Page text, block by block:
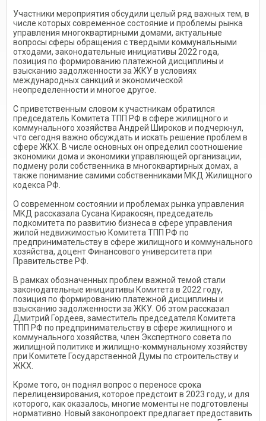
Участники мероприятия обсудили целый ряд важных тем, в
числе которых современное состояние и проблемы рынка
управления многоквартирными домами, актуальные
вопросы сферы обращения с твердыми коммунальными
отходами, законодательные инициативы 2022 года,
позиция по формированию платежной дисциплины и
взысканию задолженности за ЖКУ в условиях
международных санкций и экономической
неопределенности и многое другое.
С приветственным словом к участникам обратился
председатель Комитета ТПП РФ в сфере жилищного и
коммунального хозяйства Андрей Широков и подчеркнул,
что сегодня важно обсуждать и искать решение проблем в
сфере ЖКХ. В числе основных он определил соотношение
экономики дома и экономики управляющей организации,
подмену роли собственника в многоквартирных домах, а
также понимание самими собственниками МКД Жилищного
кодекса РФ.
О современном состоянии и проблемах рынка управления
МКД рассказала Сусана Киракосян, председатель
подкомитета по развитию бизнеса в сфере управления
жилой недвижимостью Комитета ТПП РФ по
предпринимательству в сфере жилищного и коммунального
хозяйства, доцент Финансового университета при
Правительстве РФ.
В рамках обозначенных проблем важной темой стали
законодательные инициативы Комитета в 2022 году,
позиция по формированию платежной дисциплины и
взысканию задолженности за ЖКУ. Об этом рассказал
Дмитрий Гордеев, заместитель председателя Комитета
ТПП РФ по предпринимательству в сфере жилищного и
коммунального хозяйства, член Экспертного совета по
жилищной политике и жилищно-коммунальному хозяйству
при Комитете Государственной Думы по строительству и
ЖКХ.
Кроме того, он поднял вопрос о переносе срока
перелицензирования, которое предстоит в 2023 году, и для
которого, как оказалось, многие моменты не подготовлены
нормативно. Новый законопроект предлагает предоставить